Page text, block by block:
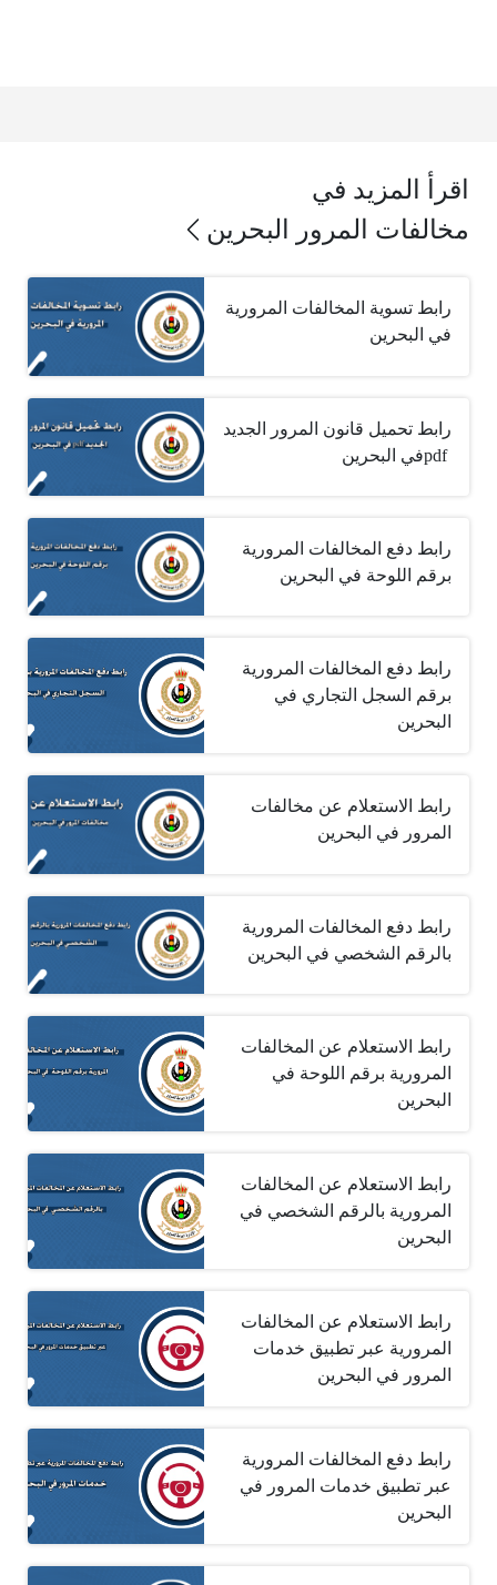
اقرأ المزيد في
مخالفات المرور البحرين
رابط تسوية المخالفات المرورية
في البحرين
pdf ‎في البحرين‎ ‎
رابط دفع المخالفات المرورية
برقم اللوحة في البحرين
رابط دفع المخالفات المرورية
برقم السجل التجاري في
البحرين
رابط الاستعلام عن مخالفات
المرور في البحرين‎
رابط دفع المخالفات المرورية
بالرقم الشخصي في البحرين
رابط الاستعلام عن المخالفات
المرورية برقم اللوحة في
البحرين‎
رابط الاستعلام عن المخالفات
المرورية بالرقم الشخصي في
البحرين‎
رابط الاستعلام عن المخالفات
المرورية عبر تطبيق خدمات
المرور في البحرين‎
رابط دفع المخالفات المرورية
عبر تطبيق خدمات المرور في
البحرين‎ ‎